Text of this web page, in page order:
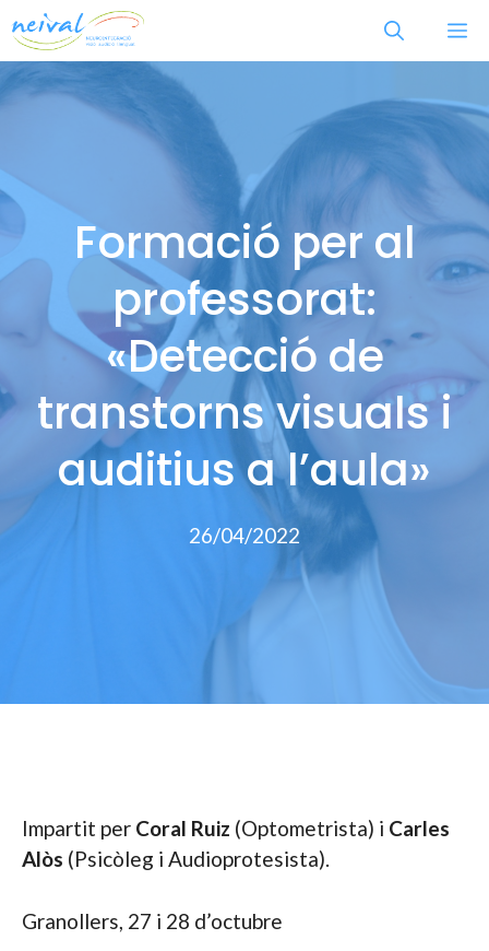
al
contingut
Formació per al
professorat:
«Detecció de
transtorns visuals i
auditius a l’aula»
26/04/2022
Impartit per Coral Ruiz (Optometrista) i Carles
Alòs (Psicòleg i Audioprotesista).
Granollers, 27 i 28 d’octubre